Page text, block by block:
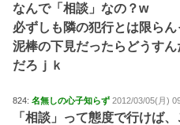
なんで「相談」なの？w
必ずしも隣の犯行とは限らん
泥棒の下見だったらどうす
だろｊｋ
824: 名無しの心子知らず 2012/03/05(月)
「相談」って態度で行けば